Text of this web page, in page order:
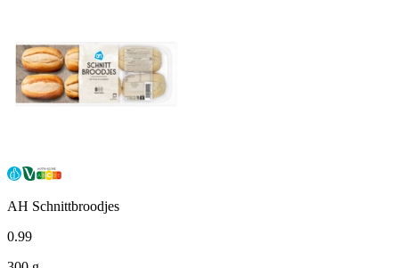
AH Schnittbroodjes
0.99